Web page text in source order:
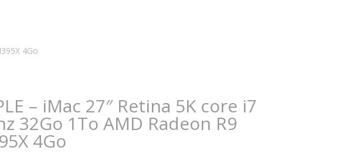
4Go
– iMac 27″ Retina 5K core i7
32Go 1To AMD Radeon R9
4Go